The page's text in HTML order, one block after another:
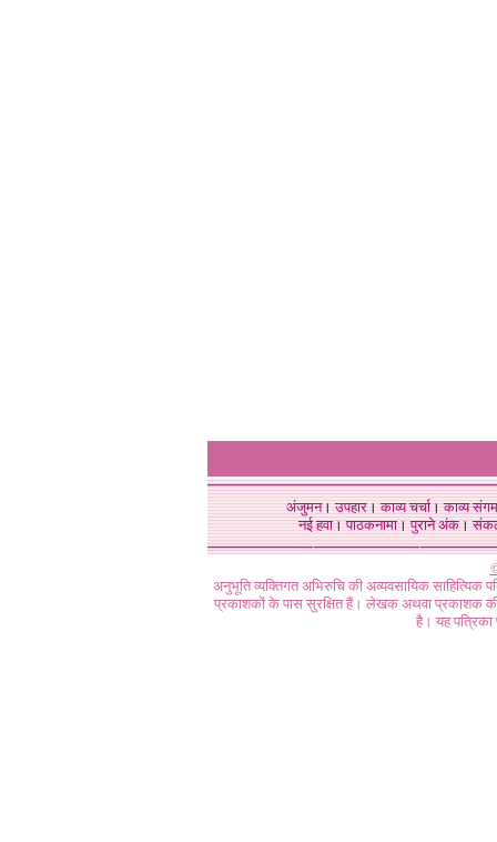
अंजुमन।उपहार।काव्य चर्चा।काव्य संगम
नई हवा। पाठकनामा। पुराने अंक।
अनुभूति व्यक्तिगत अभिरुचि की अव्यवसायिक
प्रकाशकों के पास सुरक्षित हैं। लेखक अथवा प्रकाशक की
है। यह पत्रिका